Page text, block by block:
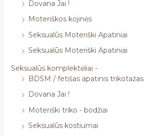
Dovana Jai !
Moteriškos kojinės
Seksualūs Moteriški Apatiniai
Seksualūs Moteriški Apatiniai
Seksualūs komplektėliai -
BDSM / fetišas apatinis trikotažas
Dovana Jai !
Moteriški triko - bodžiai
Seksualūs kostiumai